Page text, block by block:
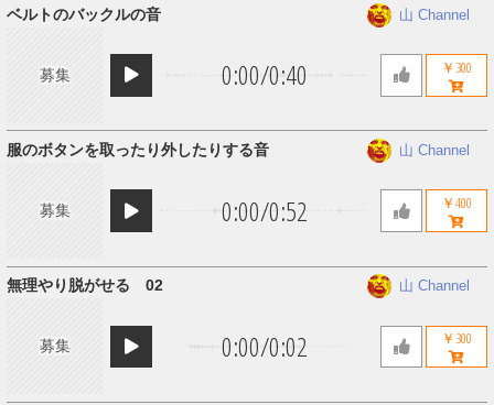
募集 0:00/0:40
ベルトのバックルの音 山 Channel
￥300
募集 0:00/0:52
服のボタンを取ったり外したりする音 山 Channel
￥400
募集 0:00/0:02
無理やり脱がせる 02 山 Channel
￥300